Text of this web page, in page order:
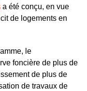
a été conçu, en vue
de logements en
le
foncière de plus de
de plus de
de travaux de